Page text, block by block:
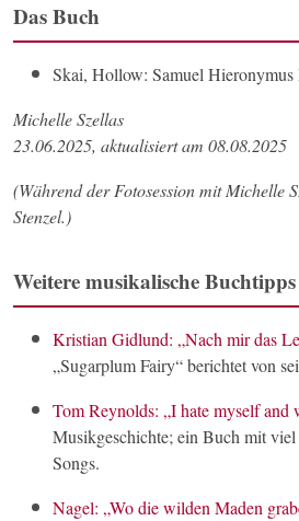
Das Buch
Skai, Hollow: Samuel
Michelle Szellas
23.06.2025, aktualisiert am 08.08.2025
(Während der Fotosession mit Michelle
Stenzel.)
Weitere musikalische
Kristian Gidlund: „Nach mir das
„Sugarplum Fairy“ berichtet von
Tom Reynolds: „I hate myself and
Musikgeschichte; ein Buch mit
Songs.
Nagel: „Wo die wilden Maden